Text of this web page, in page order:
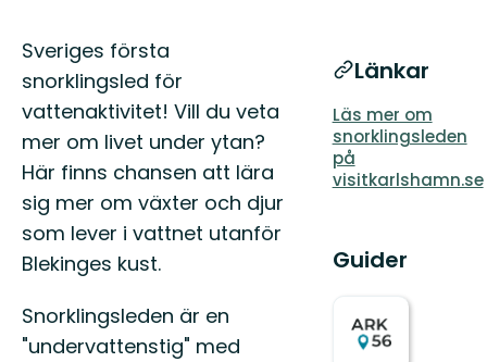
Beskrivning
Sveriges första
snorklingsled för
vattenaktivitet! Vill du veta
mer om livet under ytan?
Här finns chansen att lära
sig mer om växter och djur
som lever i vattnet utanför
Blekinges kust.
Snorklingsleden är en
"undervattenstig" med
Länkar
Läs mer om
snorklingsleden
på
visitkarlshamn.se
Guider